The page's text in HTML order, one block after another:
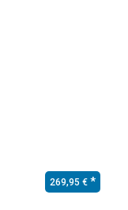
Ursprünglicher
269,95 €